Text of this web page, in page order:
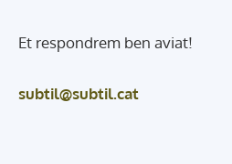
Et respondrem ben aviat!
subtil@subtil.cat